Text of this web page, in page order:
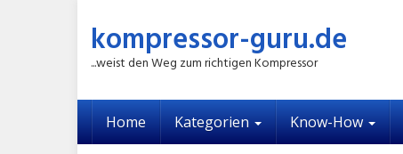
kompressor-guru.de
...weist den Weg zum richtigen Kompressor
Home Kategorien Know-How